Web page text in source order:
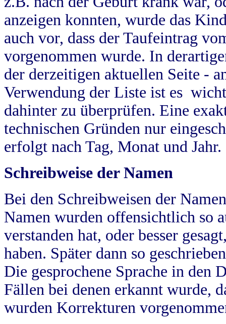
anzeigen konnten, wurde das
auch vor, dass der Taufeintrag
vorgenommen wurde. In
der derzeitigen aktuellen Seite -
Verwendung der Liste ist es
dahinter zu überprüfen. Eine
technischen Gründen nur
erfolgt nach Tag, Monat und Jahr.
Schreibweise der Namen
Bei den Schreibweisen der
Namen wurden offensichtlich so
verstanden hat, oder besser
haben. Später dann so
Die gesprochene Sprache in
Fällen bei denen erkannt wurde,
wurden Korrekturen